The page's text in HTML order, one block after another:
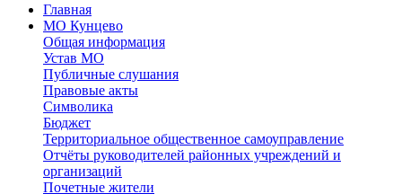
Главная
МО Кунцево
Общая информация
Устав МО
Публичные слушания
Правовые акты
Символика
Бюджет
Территориальное общественное самоуправление
Отчёты руководителей районных учреждений и
организаций
Почетные жители